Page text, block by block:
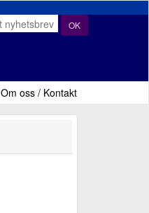
OK
Om oss / Kontakt